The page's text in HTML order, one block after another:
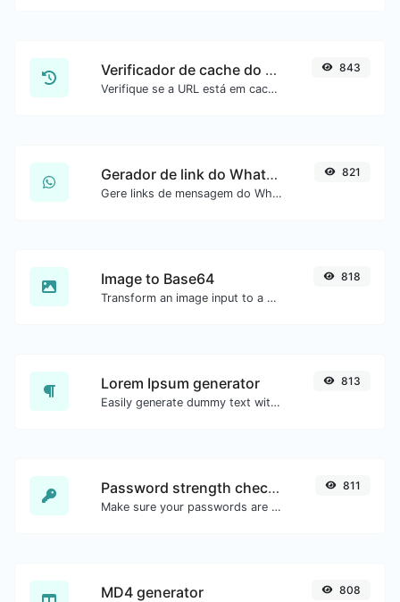
Verificador de cache do Google
Verifique se a URL está em cache pelo Google.
843
Gerador de link do WhatsApp
Gere links de mensagem do WhatsApp com facilidade.
821
Image to Base64
Transform an image input to a Base64 string.
818
Lorem Ipsum generator
Easily generate dummy text with the Lorem Ipsum generator.
813
Password strength checker
Make sure your passwords are good enough.
811
MD4 generator 808